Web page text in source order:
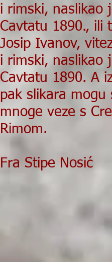
i rimski, naslikao
Cavtatu 1890., ili
Josip Ivanov,
i rimski, naslikao
Cavtatu 1890. A
pak slikara mogu
mnoge veze s
Rimom.
Fra Stipe Nosić